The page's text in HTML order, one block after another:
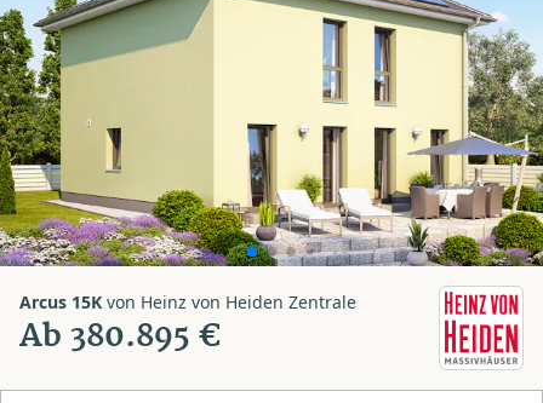
Arcus 15K von Heinz von Heiden Zentrale
Ab 380.895 €